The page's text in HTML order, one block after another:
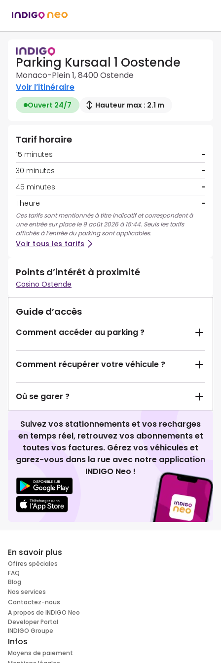
Parking Kursaal 1 Oostende
Monaco-Plein 1, 8400 Ostende
Voir l’itinéraire
Ouvert 24/7 Hauteur max : 2.1 m
Tarif horaire
15 minutes
-
30 minutes
-
45 minutes
-
1 heure
-
Ces tarifs sont mentionnés à titre indicatif et correspondent à
une entrée sur place le 9 août 2026 à 15:44. Seuls les tarifs
affichés à l’entrée du parking sont applicables.
Voir tous les tarifs
Points d’intérêt à proximité
Casino Ostende
Guide d’accès
Comment accéder au parking ?
Comment récupérer votre véhicule ?
Où se garer ?
Suivez vos stationnements et vos recharges
en temps réel, retrouvez vos abonnements et
toutes vos factures. Gérez vos véhicules et
garez-vous dans la rue avec notre application
INDIGO Neo !
En savoir plus
Offres spéciales
FAQ
Blog
Nos services
Contactez-nous
A propos de INDIGO Neo
Developer Portal
INDIGO Groupe
Infos
Moyens de paiement